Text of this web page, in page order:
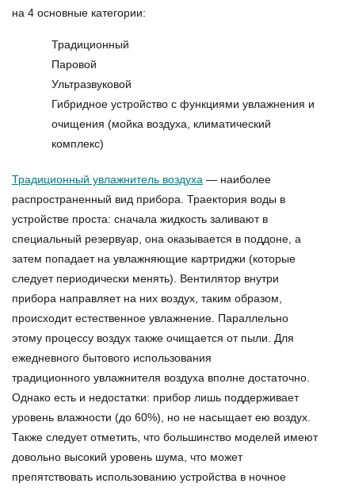
на 4 основные категории:
Традиционный
Паровой
Ультразвуковой
Гибридное устройство с функциями увлажнения и
очищения (мойка воздуха, климатический
комплекс)
Традиционный увлажнитель воздуха — наиболее
распространенный вид прибора. Траектория воды в
устройстве проста: сначала жидкость заливают в
специальный резервуар, она оказывается в поддоне, а
затем попадает на увлажняющие картриджи (которые
следует периодически менять). Вентилятор внутри
прибора направляет на них воздух, таким образом,
происходит естественное увлажнение. Параллельно
этому процессу воздух также очищается от пыли. Для
ежедневного бытового использования
традиционного увлажнителя воздуха вполне достаточно.
Однако есть и недостатки: прибор лишь поддерживает
уровень влажности (до 60%), но не насыщает ею воздух.
Также следует отметить, что большинство моделей имеют
довольно высокий уровень шума, что может
препятствовать использованию устройства в ночное